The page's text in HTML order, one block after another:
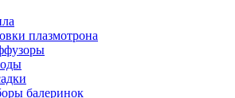
плазмотрона
балеринок